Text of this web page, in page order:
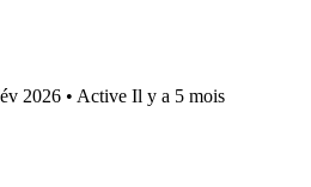
2026 • Active Il y a 5 mois